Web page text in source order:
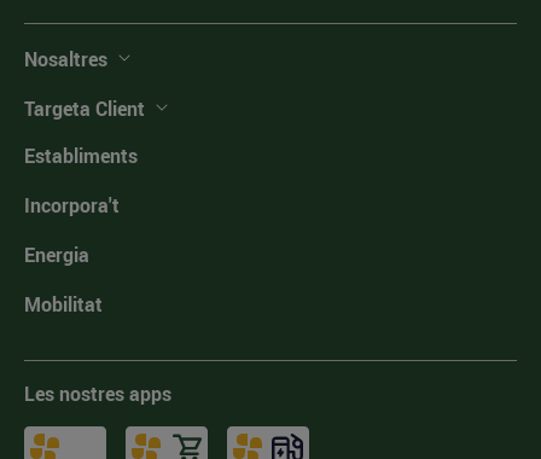
Nosaltres
Targeta Client
Establiments
Incorpora't
Energia
Mobilitat
Les nostres apps